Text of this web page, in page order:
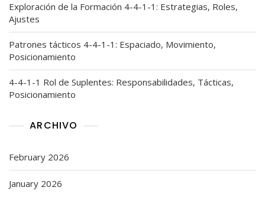
Exploración de la Formación 4-4-1-1: Estrategias, Roles,
Ajustes
Patrones tácticos 4-4-1-1: Espaciado, Movimiento,
Posicionamiento
4-4-1-1 Rol de Suplentes: Responsabilidades, Tácticas,
Posicionamiento
ARCHIVO
February 2026
January 2026